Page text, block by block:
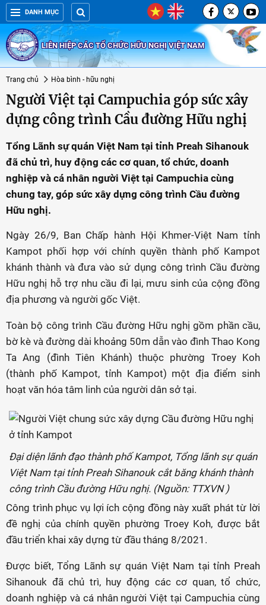
DANH MỤC
LIÊN HIỆP CÁC TỔ CHỨC HỮU NGHỊ VIỆT NAM
Trang chủ Hòa bình - hữu nghị
Người Việt tại Campuchia góp sức xây
dựng công trình Cầu đường Hữu nghị
Tổng Lãnh sự quán Việt Nam tại tỉnh Preah Sihanouk
đã chủ trì, huy động các cơ quan, tổ chức, doanh
nghiệp và cá nhân người Việt tại Campuchia cùng
chung tay, góp sức xây dựng công trình Cầu đường
Hữu nghị.
Ngày 26/9, Ban Chấp hành Hội Khmer-Việt Nam tỉnh
Kampot phối hợp với chính quyền thành phố Kampot
khánh thành và đưa vào sử dụng công trình Cầu đường
Hữu nghị hỗ trợ nhu cầu đi lại, mưu sinh của cộng đồng
địa phương và người gốc Việt.
Toàn bộ công trình Cầu đường Hữu nghị gồm phần cầu,
bờ kè và đường dài khoảng 50m dẫn vào đình Thao Kong
Ta Ang (đình Tiên Khánh) thuộc phường Troey Koh
(thành phố Kampot, tỉnh Kampot) một địa điểm sinh
hoạt văn hóa tâm linh của người dân sở tại.
Đại diện lãnh đạo thành phố Kampot, Tổng lãnh sự quán
Việt Nam tại tỉnh Preah Sihanouk cắt băng khánh thành
công trình Cầu đường Hữu nghị. (Nguồn: TTXVN )
Công trình phục vụ lợi ích cộng đồng này xuất phát từ lời
đề nghị của chính quyền phường Troey Koh, được bắt
đầu triển khai xây dựng từ đầu tháng 8/2021.
Được biết, Tổng Lãnh sự quán Việt Nam tại tỉnh Preah
Sihanouk đã chủ trì, huy động các cơ quan, tổ chức,
doanh nghiệp và cá nhân người Việt tại Campuchia cùng